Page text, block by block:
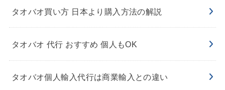
タオバオ買い方 日本より購入方法の解説
タオバオ 代行 おすすめ 個人もOK
タオバオ個人輸入代行は商業輸入との違い